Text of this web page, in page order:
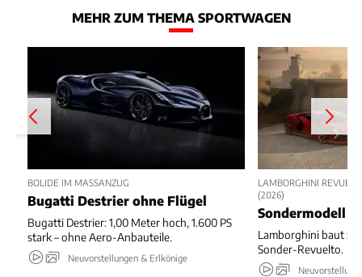
MEHR ZUM THEMA SPORTWAGEN
BOLIDE IM MASSANZUG
Bugatti Destrier ohne Flügel
Bugatti Destrier: 1,00 Meter hoch, 1.600 PS
stark – ohne Aero-Anbauteile.
Neuvorstellungen & Erlkönige
LAMBORGHINI
(2026)
Sondermodell
Lamborghini baut
Sonder-Revuelto.